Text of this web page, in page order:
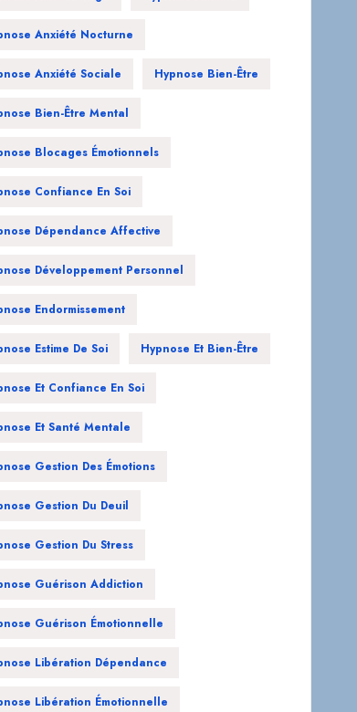
Anxiété Nocturne
Anxiété Sociale Hypnose Bien-Être
Bien-Être Mental
Blocages Émotionnels
Confiance En Soi
Dépendance Affective
Développement Personnel
Endormissement
Estime De Soi Hypnose Et Bien-Être
Et Confiance En Soi
Et Santé Mentale
Gestion Des Émotions
Gestion Du Deuil
Gestion Du Stress
Guérison Addiction
Guérison Émotionnelle
Libération Dépendance
Libération Émotionnelle